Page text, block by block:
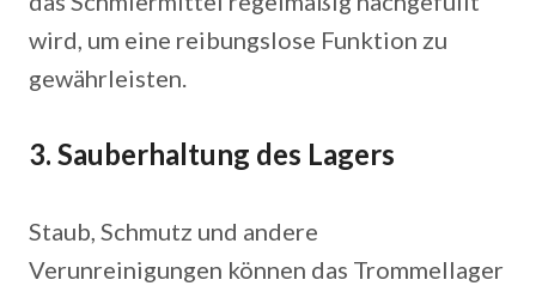
wird, um eine reibungslose Funktion zu
gewährleisten.
3. Sauberhaltung des Lagers
Staub, Schmutz und andere
Verunreinigungen können das Trommellager